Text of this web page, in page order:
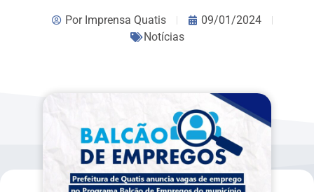
PorImprensa Quatis
09/01/2024
Notícias